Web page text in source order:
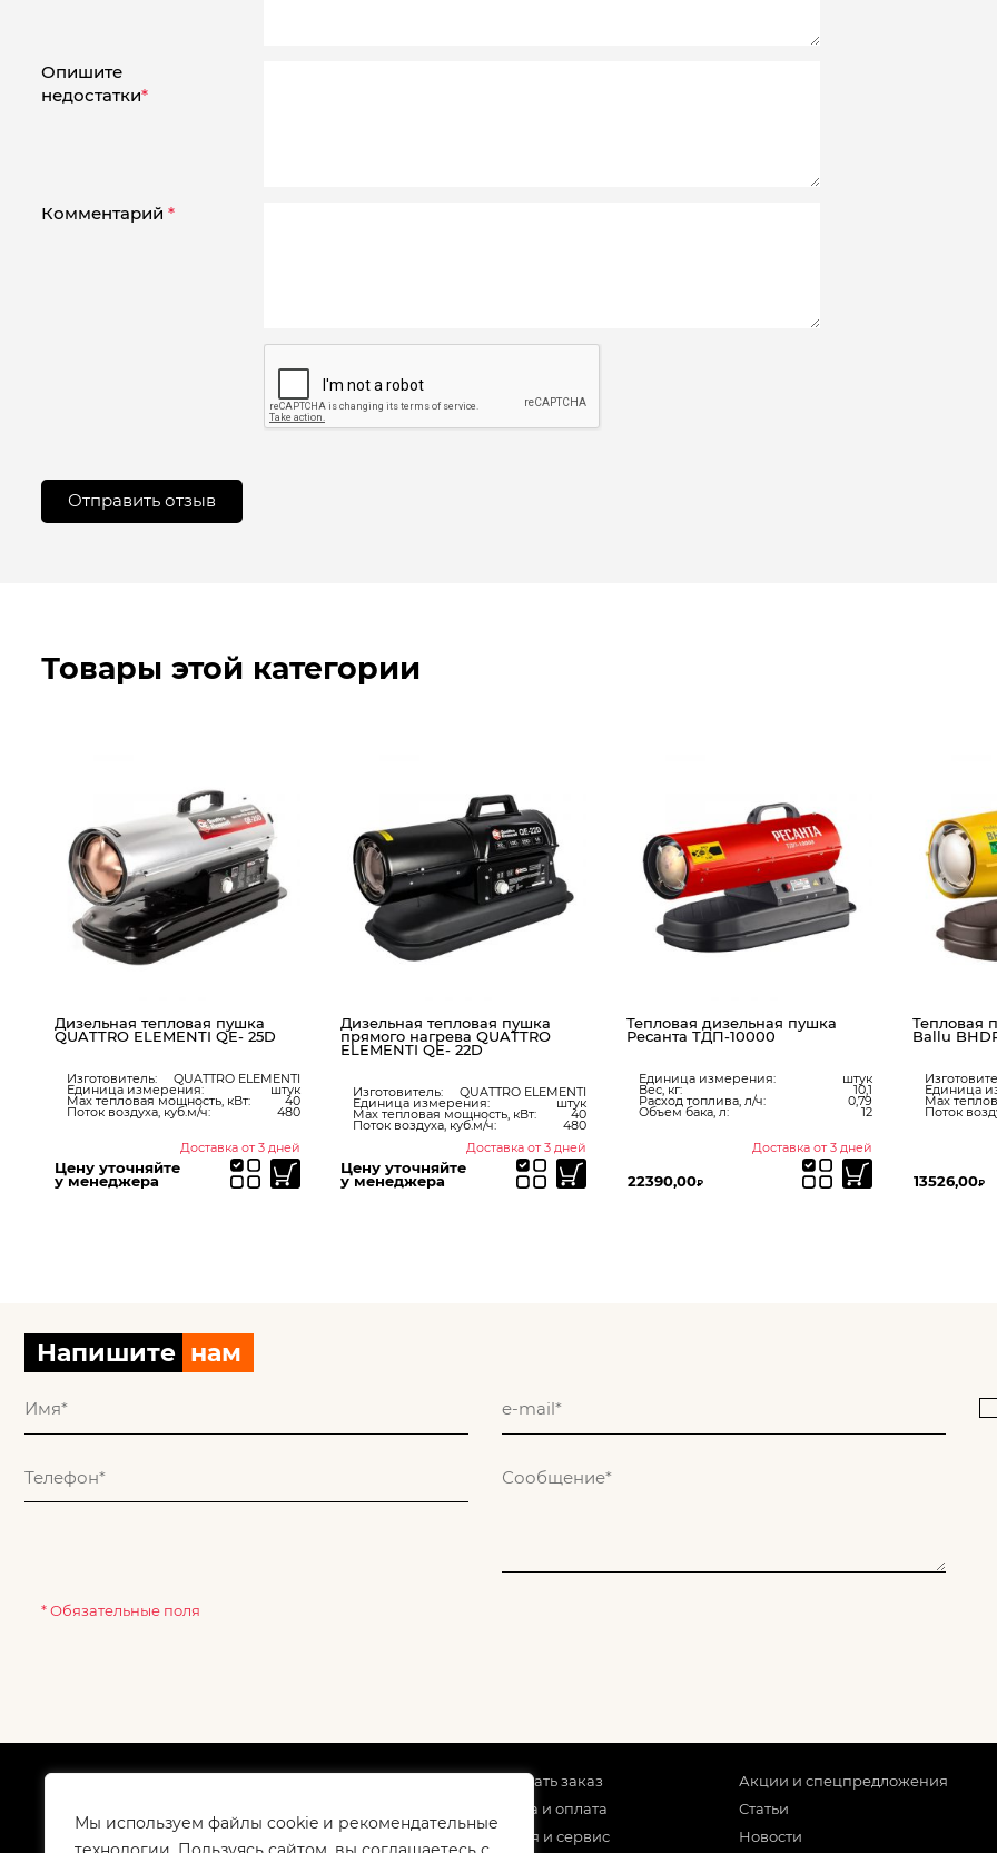
Мы используем файлы cookie и рекомендательные
Опишите
недостатки*
Комментарий *
Товары этой категории
Дизельная тепловая пушка
QUATTRO ELEMENTI QE- 25D
Изготовитель: QUATTRO ELEMENTI
Единица измерения: штук
Max тепловая мощность, кВт: 40
Поток воздуха, куб.м/ч: 480
Доставка от 3 дней
Цену уточняйте
у менеджера
Дизельная тепловая пушка
прямого нагрева QUATTRO
ELEMENTI QE- 22D
Изготовитель: QUATTRO ELEMENTI
Единица измерения: штук
Max тепловая мощность, кВт: 40
Поток воздуха, куб.м/ч:
480
Доставка от 3 дней
Цену уточняйте
у менеджера
Тепловая дизельная пушка
Ресанта ТДП-10000
Единица измерения: штук
Вес, кг: 10,1
Расход топлива, л/ч: 0,79
Объем бака, л: 12
Доставка от 3 дней
22390,00₽
Тепловая
Ballu
Единица
Max
Поток
13526,00₽
Напишите нам
* Обязательные поля
Корпоративным клиентам
Как сделать заказ
Доставка и оплата
Гарантия и сервис
Акции и спецпредложения
Статьи
Новости